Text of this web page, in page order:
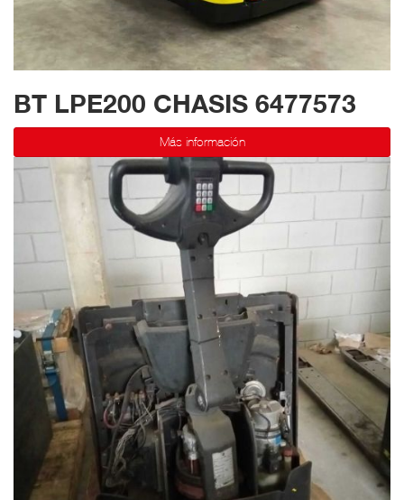
BT LPE200 CHASIS 6477573
Más información